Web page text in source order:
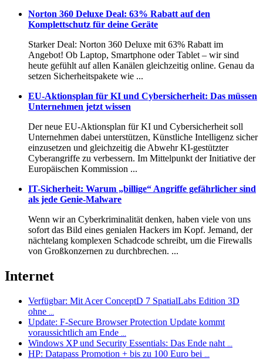
Norton 360 Deluxe Deal: 63% Rabatt auf den
Komplettschutz für deine Geräte
Starker Deal: Norton 360 Deluxe mit 63% Rabatt im
Angebot! Ob Laptop, Smartphone oder Tablet – wir sind
heute gefühlt auf allen Kanälen gleichzeitig online. Genau da
setzen Sicherheitspakete wie ...
EU-Aktionsplan für KI und Cybersicherheit: Das müssen
Unternehmen jetzt wissen
Der neue EU-Aktionsplan für KI und Cybersicherheit soll
Unternehmen dabei unterstützen, Künstliche Intelligenz sicher
einzusetzen und gleichzeitig die Abwehr KI-gestützter
Cyberangriffe zu verbessern. Im Mittelpunkt der Initiative der
Europäischen Kommission ...
IT-Sicherheit: Warum „billige“ Angriffe gefährlicher sind
als jede Genie-Malware
Wenn wir an Cyberkriminalität denken, haben viele von uns
sofort das Bild eines genialen Hackers im Kopf. Jemand, der
nächtelang komplexen Schadcode schreibt, um die Firewalls
von Großkonzernen zu durchbrechen. ...
Internet
Verfügbar: Mit Acer ConceptD 7 SpatialLabs Edition 3D
ohne
Update: F-Secure Browser Protection Update kommt
voraussichtlich am Ende
Windows XP und Security Essentials: Das Ende naht
HP: Datapass Promotion + bis zu 100 Euro bei